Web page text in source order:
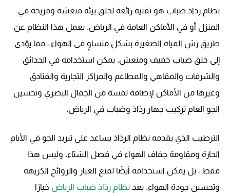
نظام رذاذ ضباب هو تقنية رائعة لخلق بيئة منعشة ومريحة في
المنزل أو في الأماكن العامة في الرياض. يعمل هذا النظام عن
طريق رش المياه الصغيرة بشكل متساوٍ في الهواء ، مما يؤدي
إلى خلق ضباب خفيف ومنعش. يمكن استخدامه في الحدائق
والشرفات والمقاهي والمطاعم والمراكز التجارية والفنادق
وغيرها من الأماكن لإضافة لمسة من الجمال البصري وتحسين
الجو العام تركيب جهاز رذاذ وضباب في الرياض.
الترطيب الذي يقدمه نظام الرذاذ يساعد على تبريد الجو في الأيام
الحارة ومقاومة جفاف الهواء في فصل الشتاء. وليس هذا
فقط ، بل يمكن استخدامه أيضًا لمنع الغبار والروائح الكريهة
وتحسين جودة الهواء. يعد نظام رذاذ ضباب الرياض خيارًا